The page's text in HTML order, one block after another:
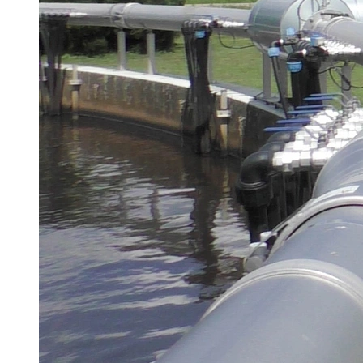
Brau Beviale
Hannover Messe
IFAT
Tausendwasser
Energieeffizienz & Nachhaltigkeit
Grüne Gebäude und Wasserlösungen für
klimaresiliente Städte
21. Juli 2026